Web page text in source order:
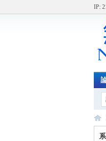
IP: